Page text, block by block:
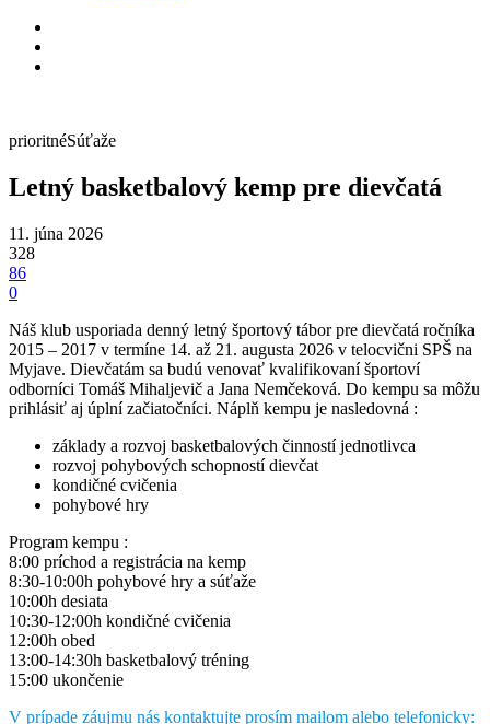
prioritnéSúťaže
Letný basketbalový kemp pre dievčatá
11. júna 2026
328
86
0
Náš klub usporiada denný letný športový tábor pre dievčatá ročníka
2015 – 2017 v termíne 14. až 21. augusta 2026 v telocvični SPŠ na
Myjave. Dievčatám sa budú venovať kvalifikovaní športoví
odborníci Tomáš Mihaljevič a Jana Nemčeková. Do kempu sa môžu
prihlásiť aj úplní začiatočníci. Náplň kempu je nasledovná :
základy a rozvoj basketbalových činností jednotlivca
rozvoj pohybových schopností dievčat
kondičné cvičenia
pohybové hry
Program kempu :
8:00 príchod a registrácia na kemp
8:30-10:00h pohybové hry a súťaže
10:00h desiata
10:30-12:00h kondičné cvičenia
12:00h obed
13:00-14:30h basketbalový tréning
15:00 ukončenie
V prípade záujmu nás kontaktujte prosím mailom alebo telefonicky: